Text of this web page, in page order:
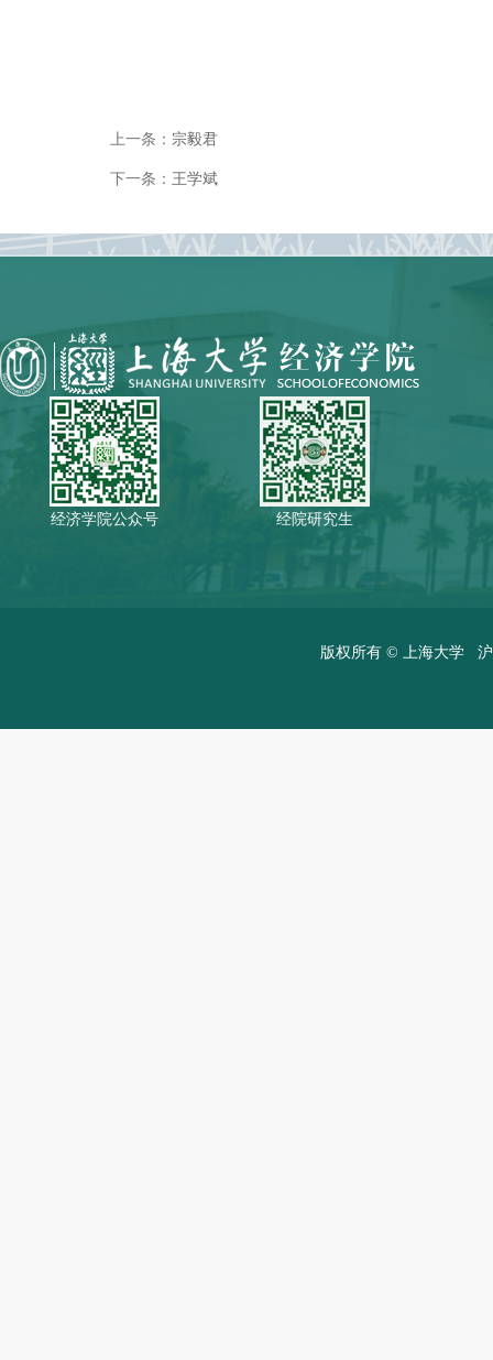
上一条： 宗毅君
下一条： 王学斌
经济学院公众号 经院研究生
版权所有 © 上海大学